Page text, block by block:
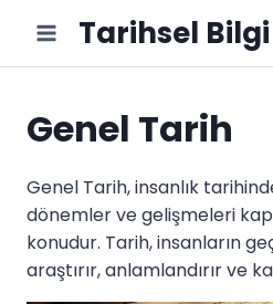
content
Tarihsel Bilgi
Genel Tarih
Genel Tarih, insanlık
dönemler ve gelişmeleri
konudur. Tarih, insanların
araştırır, anlamlandırır ve